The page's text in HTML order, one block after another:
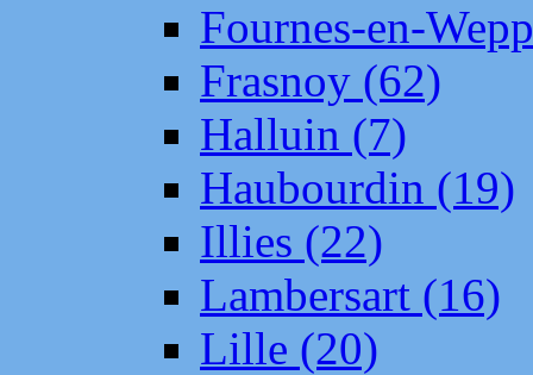
Fournes-en-
Frasnoy (62)
Halluin (7)
Haubourdin (19)
Illies (22)
Lambersart (16)
Lille (20)